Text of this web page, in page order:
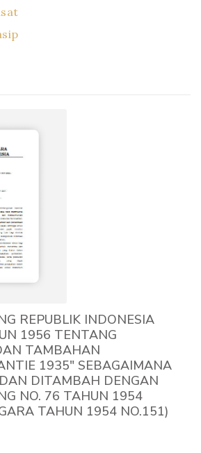
REPUBLIK INDONESIA
1956 TENTANG
TAMBAHAN
1935" SEBAGAIMANA
DITAMBAH DENGAN
NO. 76 TAHUN 1954
TAHUN 1954 NO.151)